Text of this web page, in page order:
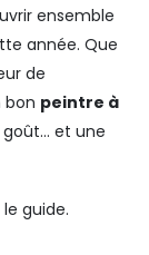
ensemble
année. Que
de
bon peintre à
goût… et une
guide.